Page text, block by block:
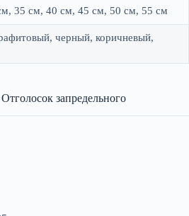
35 см, 40 см, 45 см, 50 см, 55 см
черный, коричневый,
запредельного